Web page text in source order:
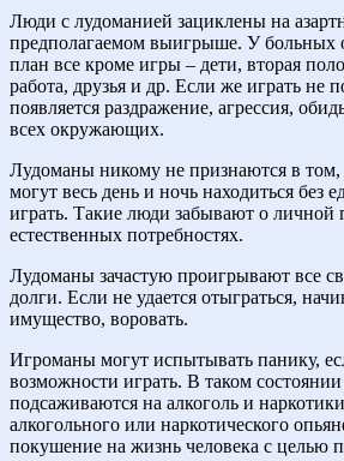
Люди с лудоманией зациклены на
предполагаемом выигрыше. У больных
план все кроме игры – дети, вторая
работа, друзья и др. Если же играть не
появляется раздражение, агрессия,
всех окружающих.
Лудоманы никому не признаются в
могут весь день и ночь находиться без
играть. Такие люди забывают о личной
естественных потребностях.
Лудоманы зачастую проигрывают все
долги. Если не удается отыграться,
имущество, воровать.
Игроманы могут испытывать панику,
возможности играть. В таком
подсаживаются на алкоголь и
алкогольного или наркотического
покушение на жизнь человека с целью